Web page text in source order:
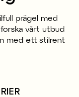
prägel med
vårt utbud
med ett stilrent